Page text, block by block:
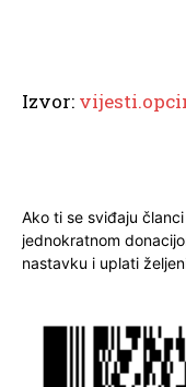
Izvor:
Ako ti se sviđaju
jednokratnom
nastavku i uplati